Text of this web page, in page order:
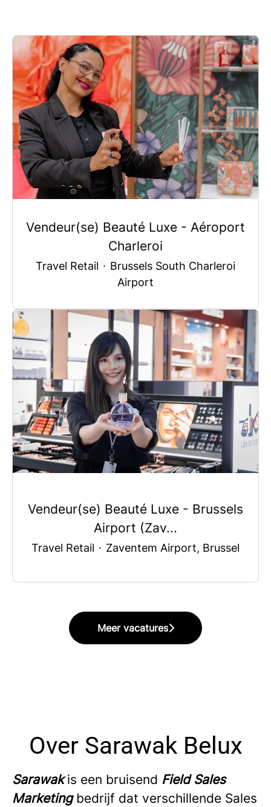
Vendeur(se) Beauté Luxe - Aéroport
Charleroi
Travel Retail · Brussels South Charleroi
Airport
Vendeur(se) Beauté Luxe - Brussels
Airport (Zav...
Travel Retail · Zaventem Airport, Brussel
Meer vacatures
Over Sarawak Belux
Sarawakis een bruisend Field Sales
Marketingbedrijf dat verschillende Sales